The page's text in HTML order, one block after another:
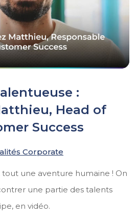
:
Head of
Success
Corporate
tout une aventure humaine ! On
une partie des talents
en vidéo.